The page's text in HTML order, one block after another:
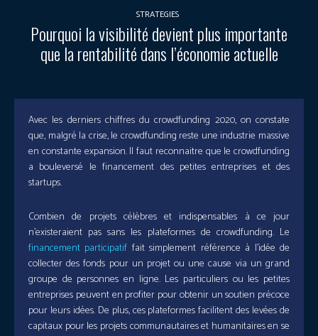
STRATEGIES
Pourquoi la visibilité devient plus importante
que la rentabilité dans l’économie actuelle
Avec les derniers chiffres du crowdfunding 2020, on constate
que, malgré la crise, le crowdfunding reste une industrie massive
en constante expansion. Il faut reconnaitre que le crowdfunding
a bouleversé le financement des petites entreprises et des
startups.
Combien de projets célèbres et indispensables à ce jour
n’existeraient pas sans les plateformes de crowdfunding. Le
financement participatif fait simplement référence à l’idée de
collecter des fonds pour un projet ou une cause via un grand
groupe de personnes en ligne. Les particuliers ou les petites
entreprises peuvent en profiter pour obtenir un soutien précoce
pour leurs idées. De plus, ces plateformes facilitent des levées de
capitaux pour les projets communautaires et humanitaires en se